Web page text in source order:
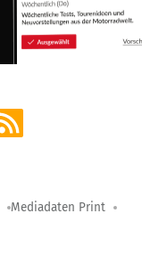
Mediadaten Print